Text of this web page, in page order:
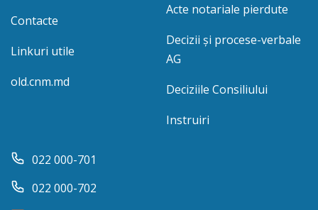
Contacte
Linkuri utile
old.cnm.md
Acte notariale pierdute
Decizii și procese-verbale
AG
Deciziile Consiliului
Instruiri
022 000-701
022 000-702